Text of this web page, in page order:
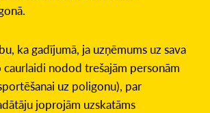
ka gadījumā, ja uzņēmums uz sava
nodod trešajām personām
uz poligonu), par
joprojām uzskatāms